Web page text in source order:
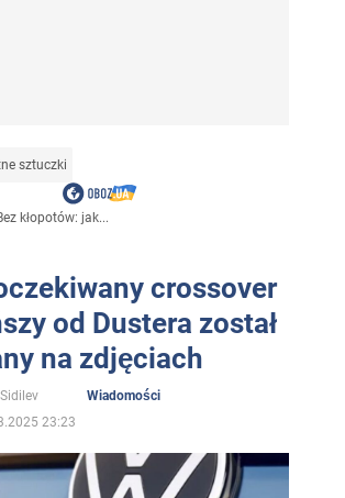
sztuczki
kłopotów: jak...
crossover
od Dustera został
na zdjęciach
Wiadomości
23:23